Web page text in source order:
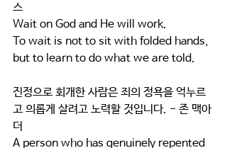
스
Wait on God and He will work.
To wait is not to sit with folded hands,
but to learn to do what we are told.
진정으로 회개한 사람은 죄의 정욕을 억누르
고 의롭게 살려고 노력할 것입니다. - 존 맥아
더
A person who has genuinely repented